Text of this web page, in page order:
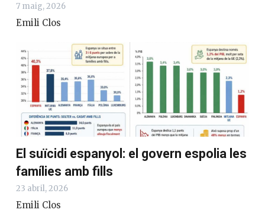
7 maig, 2026
Emili Clos
El suïcidi espanyol: el govern espolia les
famílies amb fills
23 abril, 2026
Emili Clos